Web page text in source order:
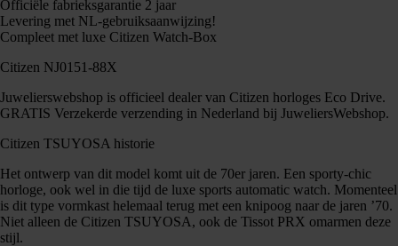
Officiële fabrieksgarantie 2 jaar
Levering met NL-gebruiksaanwijzing!
Compleet met luxe Citizen Watch-Box
Citizen NJ0151-88X
Juwelierswebshop is officieel dealer van Citizen horloges Eco Drive.
GRATIS Verzekerde verzending in Nederland bij JuweliersWebshop.
Citizen TSUYOSA historie
Het ontwerp van dit model komt uit de 70er jaren. Een sporty-chic
horloge, ook wel in die tijd de luxe sports automatic watch. Momenteel
is dit type vormkast helemaal terug met een knipoog naar de jaren ’70.
Niet alleen de Citizen TSUYOSA, ook de Tissot PRX omarmen deze
stijl.